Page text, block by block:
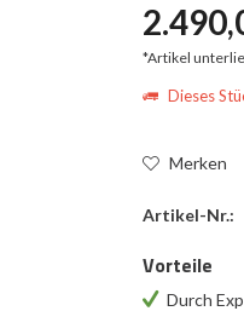
*Artikel
Dieses
Merken
Artikel-Nr.:
Vorteile
Durch